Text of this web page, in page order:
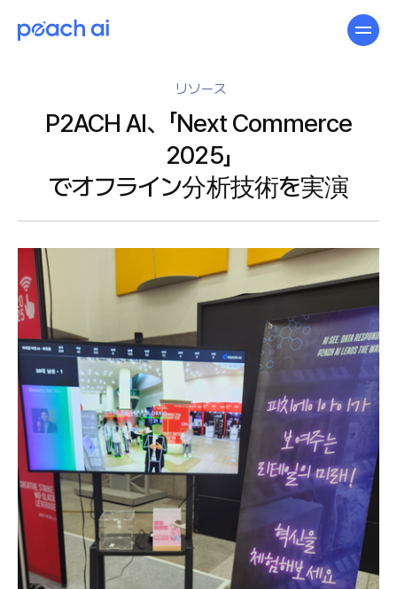
リソース
P2ACH AI、「Next Commerce
2025」
でオフライン分析技術を実演